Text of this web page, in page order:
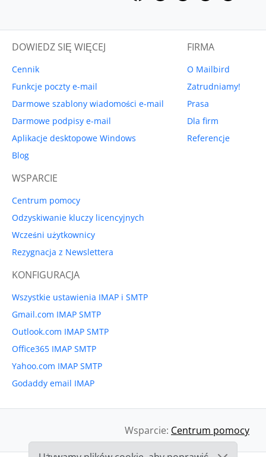
DOWIEDZ SIĘ WIĘCEJ
Cennik
Funkcje poczty e-mail
Darmowe szablony wiadomości e-mail
Darmowe podpisy e-mail
Aplikacje desktopowe Windows
Blog
FIRMA
O Mailbird
Zatrudniamy!
Prasa
Dla firm
Referencje
WSPARCIE
Centrum pomocy
Odzyskiwanie kluczy licencyjnych
Wcześni użytkownicy
Rezygnacja z Newslettera
KONFIGURACJA
Wszystkie ustawienia IMAP i SMTP
Gmail.com IMAP SMTP
Outlook.com IMAP SMTP
Office365 IMAP SMTP
Yahoo.com IMAP SMTP
Godaddy email IMAP
Wsparcie: Centrum pomocy